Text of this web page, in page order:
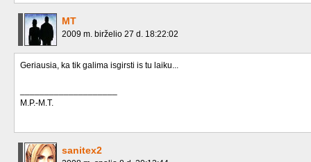
MT
2009 m. birželio 27 d. 18:22:02
Geriausia, ka tik galima isgirsti is tu laiku...
M.P.-M.T.
sanitex2